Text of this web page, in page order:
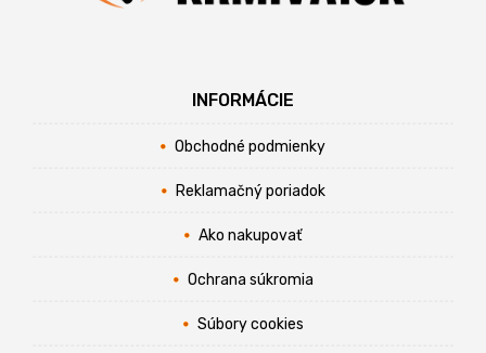
INFORMÁCIE
Obchodné podmienky
Reklamačný poriadok
Ako nakupovať
Ochrana súkromia
Súbory cookies